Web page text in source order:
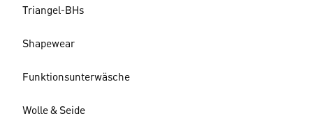
Triangel-BHs
Shapewear
Funktionsunterwäsche
Wolle & Seide